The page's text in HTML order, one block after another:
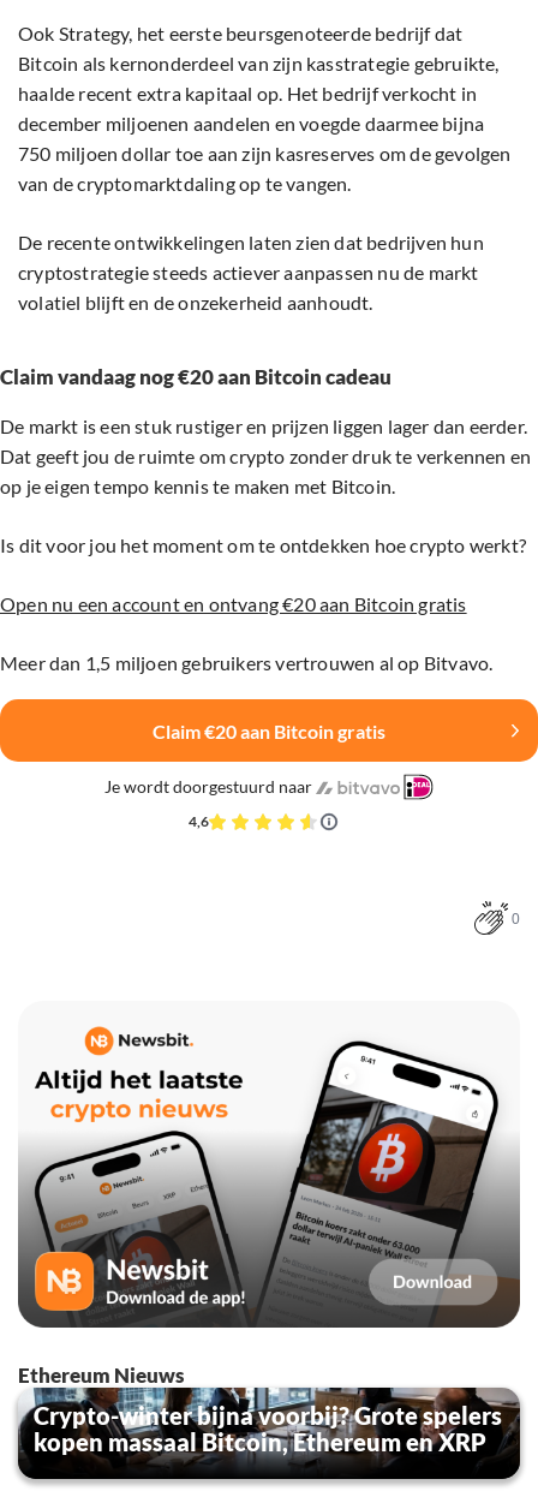
Ook Strategy, het eerste beursgenoteerde bedrijf dat
Bitcoin als kernonderdeel van zijn kasstrategie gebruikte,
haalde recent extra kapitaal op. Het bedrijf verkocht in
december miljoenen aandelen en voegde daarmee bijna
750 miljoen dollar toe aan zijn kasreserves om de gevolgen
van de cryptomarktdaling op te vangen.
De recente ontwikkelingen laten zien dat bedrijven hun
cryptostrategie steeds actiever aanpassen nu de markt
volatiel blijft en de onzekerheid aanhoudt.
Claim vandaag nog €20 aan Bitcoin cadeau
De markt is een stuk rustiger en prijzen liggen lager dan eerder.
Dat geeft jou de ruimte om crypto zonder druk te verkennen en
op je eigen tempo kennis te maken met Bitcoin.
Is dit voor jou het moment om te ontdekken hoe crypto werkt?
Open nu een account en ontvang €20 aan Bitcoin gratis
Meer dan 1,5 miljoen gebruikers vertrouwen al op Bitvavo.
Claim €20 aan Bitcoin gratis
Je wordt doorgestuurd naar
4,6
0
Ethereum Nieuws
Crypto-winter bijna voorbij? Grote spelers
kopen massaal Bitcoin, Ethereum en XRP